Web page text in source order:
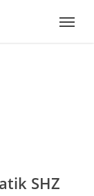
Menu
SHZ